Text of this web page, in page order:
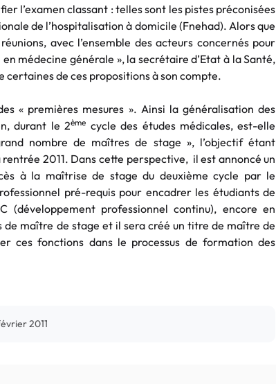
l’examen classant : telles sont les pistes préconisées
de l’hospitalisation à domicile (Fnehad). Alors que
avec l’ensemble des acteurs concernés pour
médecine générale », la secrétaire d’Etat à la Santé,
certaines de ces propositions à son compte.
« premières mesures ». Ainsi la généralisation des
durant le 2ème cycle des études médicales, est-elle
nombre de maîtres de stage », l’objectif étant
2011. Dans cette perspective, il est annoncé un
à la maîtrise de stage du deuxième cycle par le
pré-requis pour encadrer les étudiants de
(développement professionnel continu), encore en
maître de stage et il sera créé un titre de maître de
ces fonctions dans le processus de formation des
2011